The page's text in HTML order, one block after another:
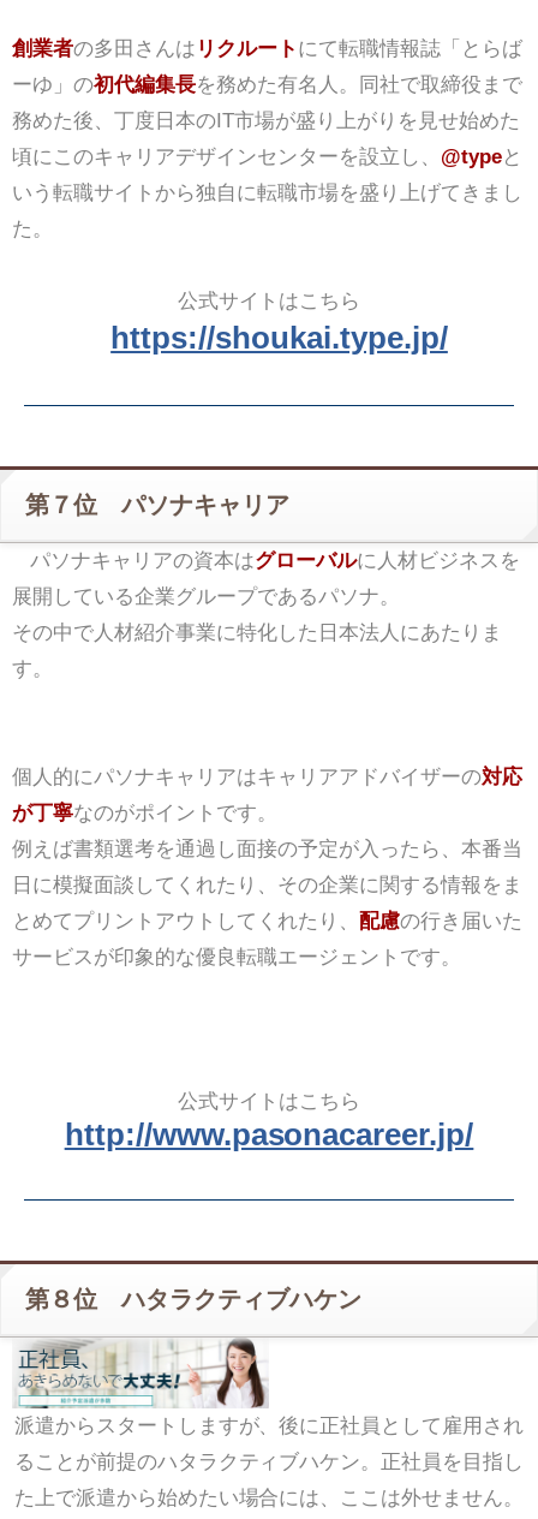
創業者の多田さんは リクルート にて転職情報誌「とらば
ーゆ」の初代編集長を務めた有名人。同社で取締役まで
務めた後、丁度日本のIT市場が盛り上がりを見せ始めた
頃にこのキャリアデザインセンターを設立し、 @typeと
いう転職サイトから独自に転職市場を盛り上げてきまし
た。
公式サイトはこちら
https://shoukai.type.jp/
第７位 パソナキャリア
パソナキャリアの資本はグローバルに人材ビジネスを
展開している企業グループであるパソナ。
その中で人材紹介事業に特化した日本法人にあたりま
す。
個人的にパソナキャリアはキャリアアドバイザーの対応
が丁寧なのがポイントです。
例えば書類選考を通過し面接の予定が入ったら、本番当
日に模擬面談してくれたり、その企業に関する情報をま
とめてプリントアウトしてくれたり、 配慮の行き届いた
サービスが印象的な優良転職エージェントです。
公式サイトはこちら
http://www.pasonacareer.jp/
第８位 ハタラクティブハケン
派遣からスタートしますが、後に正社員として雇用され
ることが前提のハタラクティブハケン。正社員を目指し
た上で派遣から始めたい場合には、ここは外せません。